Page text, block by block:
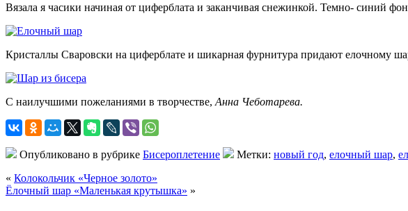
Вязала я часики начиная от циферблата и заканчивая снежинкой. Темно- синий
Кристаллы Сваровски на циферблате и шикарная фурнитура придают елочному
С наилучшими пожеланиями в творчестве, Анна Чеботарева.
Опубликовано в рубрике Бисероплетение Метки: новый год, елочный шар,
« Колокольчик «Черное золото»
Ёлочный шар «Маленькая крутышка» »